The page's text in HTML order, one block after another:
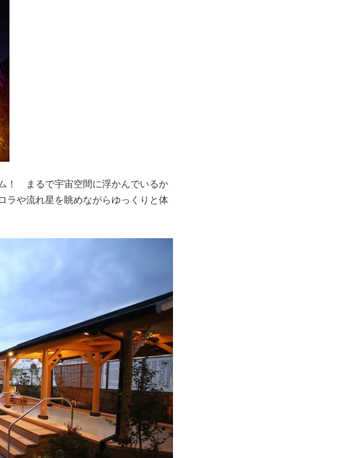
！ まるで宇宙空間に浮かんでいるか
ラや流れ星を眺めながらゆっくりと体